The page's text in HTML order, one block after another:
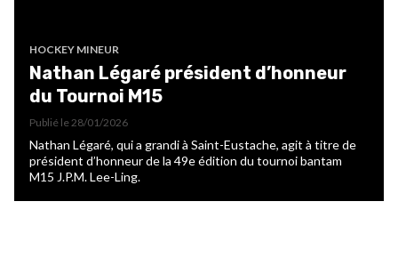
HOCKEY MINEUR
Nathan Légaré président d’honneur
du Tournoi M15
Publié le 28/01/2026
Nathan Légaré, qui a grandi à Saint-Eustache, agit à titre de
président d’honneur de la 49e édition du tournoi bantam
M15 J.P.M. Lee-Ling.